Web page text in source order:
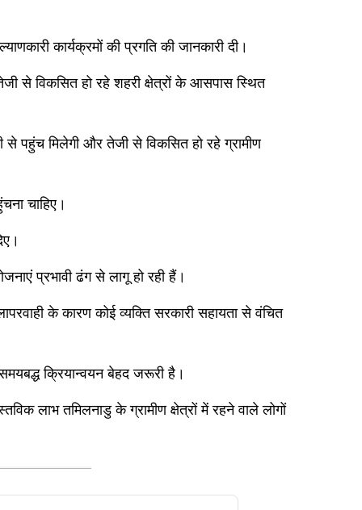
कार्यक्रमों की प्रगति की जानकारी दी।
से विकसित हो रहे शहरी क्षेत्रों के आसपास स्थित
से पहुंच मिलेगी और तेजी से विकसित हो रहे ग्रामीण
चाहिए।
प्रभावी ढंग से लागू हो रही हैं।
के कारण कोई व्यक्ति सरकारी सहायता से वंचित
क्रियान्वयन बेहद जरूरी है।
लाभ तमिलनाडु के ग्रामीण क्षेत्रों में रहने वाले लोगों